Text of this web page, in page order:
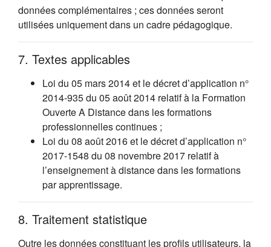
données complémentaires ; ces données seront
utilisées uniquement dans un cadre pédagogique.
7. Textes applicables
Loi du 05 mars 2014 et le décret d’application n°
2014-935 du 05 août 2014 relatif à la Formation
Ouverte A Distance dans les formations
professionnelles continues ;
Loi du 08 août 2016 et le décret d’application n°
2017-1548 du 08 novembre 2017 relatif à
l’enseignement à distance dans les formations
par apprentissage.
8. Traitement statistique
Outre les données constituant les profils utilisateurs, la